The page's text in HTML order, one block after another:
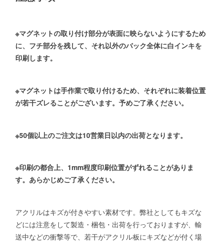
※マグネットの取り付け部分が表面に映らないようにするため
に、フチ部分を残して、それ以外のバック全体に白インキを
印刷します。
※マグネットは手作業で取り付けるため、それぞれに装着位置
が若干ズレることがございます。予めご了承ください。
※50個以上のご注文は10営業日以内の出荷となります。
※印刷の都合上、1mm程度印刷位置がずれることがありま
す。あらかじめご了承ください。
アクリルはキズが付きやすい素材です。弊社としてもキズな
どには注意をして製造・梱包・出荷を行っておりますが、輸
送中などの衝撃等で、若干がアクリル板にキズなどが付く場